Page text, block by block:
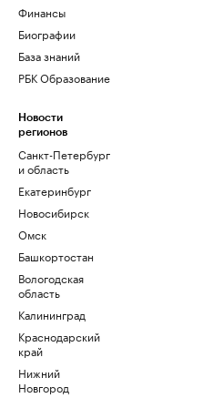
Финансы
Биографии
База знаний
РБК Образование
Новости
регионов
Санкт-Петербург
и область
Екатеринбург
Новосибирск
Омск
Башкортостан
Вологодская
область
Калининград
Краснодарский
край
Нижний
Новгород